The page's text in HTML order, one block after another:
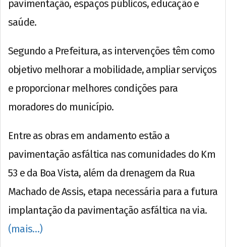
pavimentação, espaços públicos, educação e
saúde.
Segundo a Prefeitura, as intervenções têm como
objetivo melhorar a mobilidade, ampliar serviços
e proporcionar melhores condições para
moradores do município.
Entre as obras em andamento estão a
pavimentação asfáltica nas comunidades do Km
53 e da Boa Vista, além da drenagem da Rua
Machado de Assis, etapa necessária para a futura
implantação da pavimentação asfáltica na via.
(mais…)